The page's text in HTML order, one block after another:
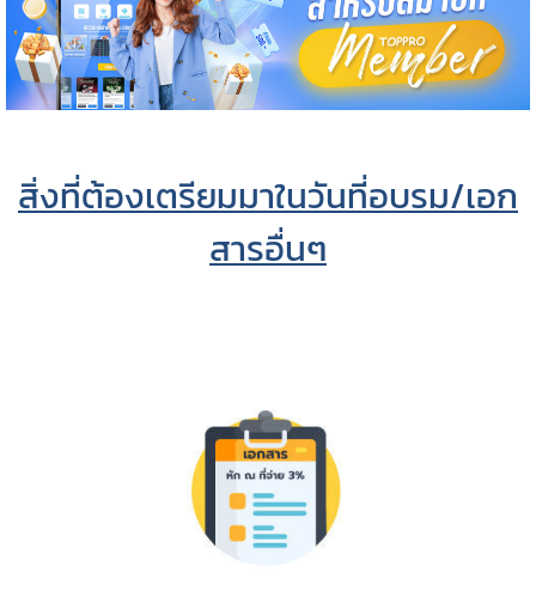
สิ่งที่ต้องเตรียมมาในวันที่อบรม/เอก
สารอื่นๆ